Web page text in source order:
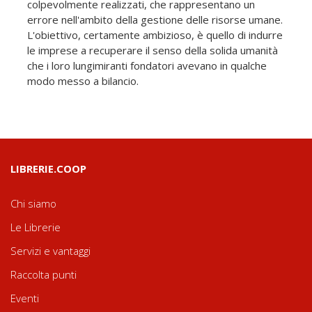
colpevolmente realizzati, che rappresentano un
errore nell'ambito della gestione delle risorse umane.
L'obiettivo, certamente ambizioso, è quello di indurre
le imprese a recuperare il senso della solida umanità
che i loro lungimiranti fondatori avevano in qualche
modo messo a bilancio.
LIBRERIE.COOP
Chi siamo
Le Librerie
Servizi e vantaggi
Raccolta punti
Eventi